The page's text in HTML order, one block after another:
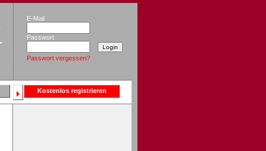
E-Mail
Passwort
Passwort vergessen?
Kostenlos registrieren